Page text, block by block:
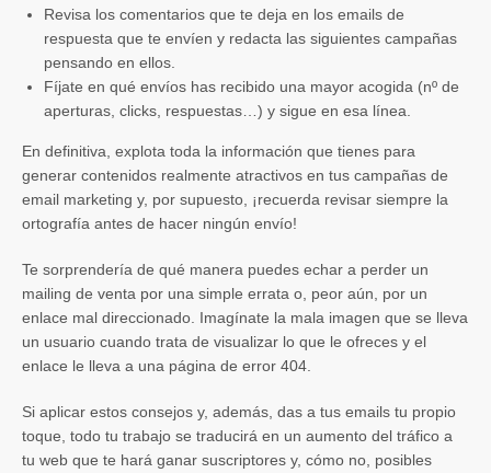
Revisa los comentarios que te deja en los emails de
respuesta que te envíen y redacta las siguientes campañas
pensando en ellos.
Fíjate en qué envíos has recibido una mayor acogida (nº de
aperturas, clicks, respuestas…) y sigue en esa línea.
En definitiva, explota toda la información que tienes para
generar contenidos realmente atractivos en tus campañas de
email marketing y, por supuesto, ¡recuerda revisar siempre la
ortografía antes de hacer ningún envío!
Te sorprendería de qué manera puedes echar a perder un
mailing de venta por una simple errata o, peor aún, por un
enlace mal direccionado. Imagínate la mala imagen que se lleva
un usuario cuando trata de visualizar lo que le ofreces y el
enlace le lleva a una página de error 404.
Si aplicar estos consejos y, además, das a tus emails tu propio
toque, todo tu trabajo se traducirá en un aumento del tráfico a
tu web que te hará ganar suscriptores y, cómo no, posibles